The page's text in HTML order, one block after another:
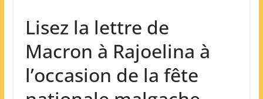
Lisez la lettre de
Macron à Rajoelina à
l’occasion de la fête